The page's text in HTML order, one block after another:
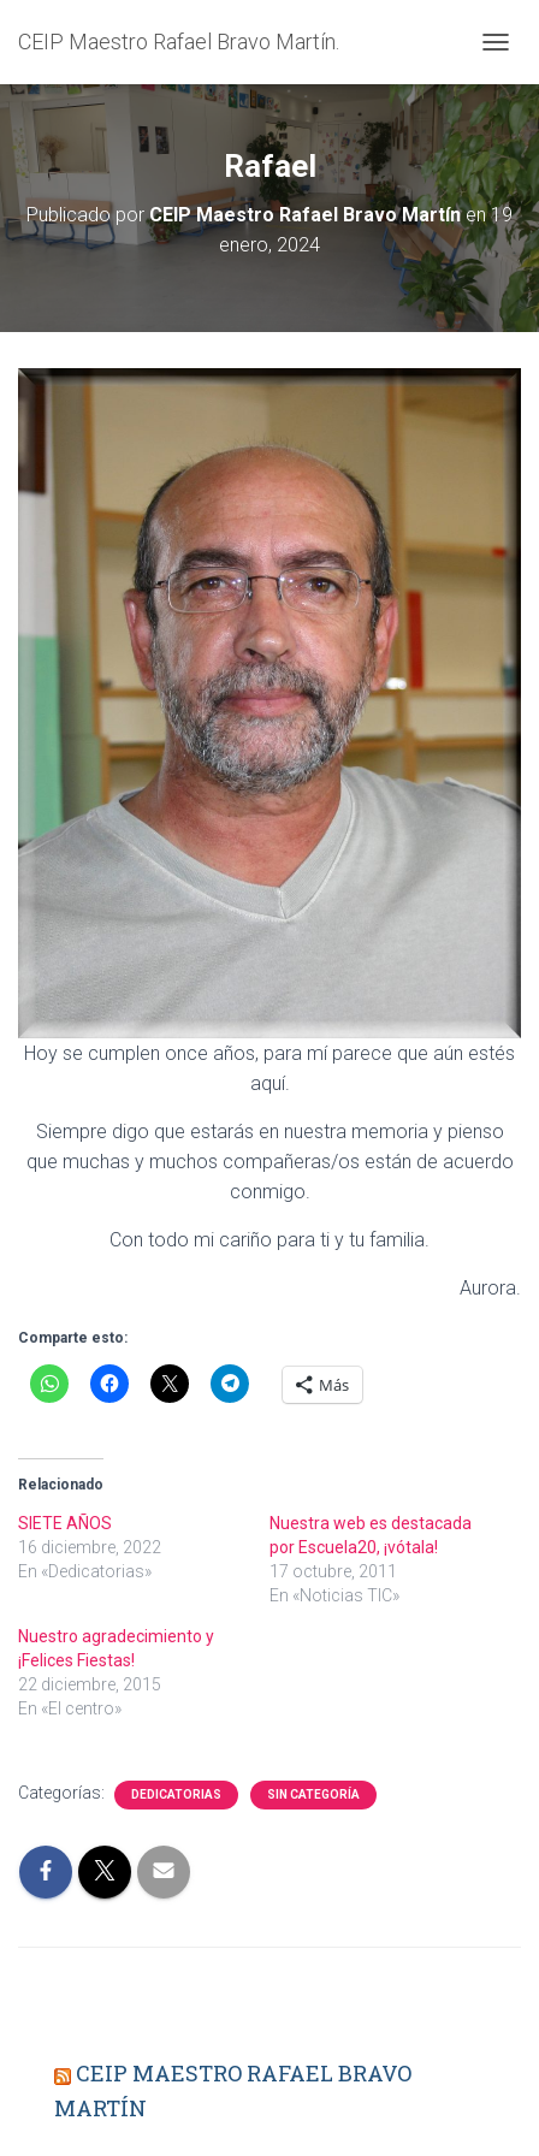
CEIP Maestro Rafael Bravo Martín.
A
M
A
R
M
O
O
D
E
A
E
N
Rafael
Publicado porCEIP Maestro Rafael Bravo Martínen19
enero, 2024
Hoy se cumplen once años, para mí parece que aún estés
aquí.
Siempre digo que estarás en nuestra memoria y pienso
que muchas y muchos compañeras/os están de acuerdo
conmigo.
Con todo mi cariño para ti y tu familia.
Aurora.
Comparte esto:
Más
Relacionado
SIETE AÑOS
16 diciembre, 2022
En «Dedicatorias»
Nuestra web es destacada
por Escuela20, ¡vótala!
17 octubre, 2011
En «Noticias TIC»
Nuestro agradecimiento y
¡Felices Fiestas!
22 diciembre, 2015
En «El centro»
Categorías: DEDICATORIAS SIN CATEGORÍA
CEIP MAESTRO RAFAEL BRAVO
MARTÍN